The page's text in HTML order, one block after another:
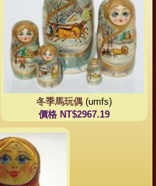
冬季馬玩偶(umfs)
價格 NT$2967.19